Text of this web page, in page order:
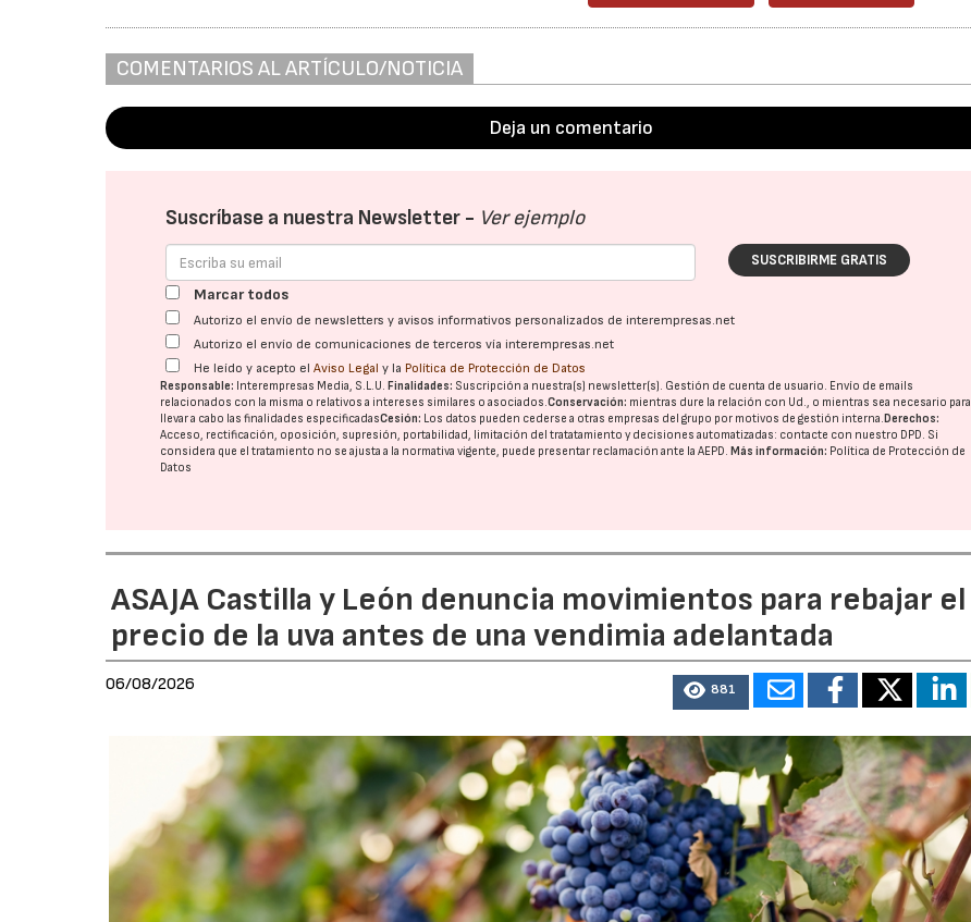
COMENTARIOS AL ARTÍCULO/NOTICIA
Deja un comentario
Suscríbase a nuestra Newsletter - Ver ejemplo
SUSCRIBIRME GRATIS
Marcar todos
Autorizo el envío de newsletters y avisos informativos personalizados de interempresas.net
Autorizo el envío de comunicaciones de terceros vía interempresas.net
He leído y acepto elAviso Legal y la Política de Protección de Datos
Responsable: Interempresas Media, S.L.U. Finalidades: Suscripción a nuestra(s) newsletter(s). Gestión de cuenta de usuario. Envío de emails
relacionados con la misma o relativos a intereses similares o asociados.Conservación: mientras dure la relación con Ud., o mientras sea necesario para
llevar a cabo las finalidades especificadasCesión: Los datos pueden cederse a otras empresas del grupo por motivos de gestión interna. Derechos:
Acceso, rectificación, oposición, supresión, portabilidad, limitación del tratatamiento y decisiones automatizadas: contacte con nuestro DPD. Si
considera que el tratamiento no se ajusta a la normativa vigente, puede presentar reclamación ante laAEPD. Más información: Política de Protección de
Datos
ASAJA Castilla y León denuncia movimientos para rebajar el
precio de la uva antes de una vendimia adelantada
06/08/2026 881